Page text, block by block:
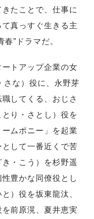
たことで、仕事に
真っすぐ生きる主
”ドラマだ。
トアップ企業の女
さな）役に、永野芽
してくる、おじさ
り・さとし）役を
ムポニー」を起業
して一番近くで苦
・こう）を杉野遥
豊かな同僚役とし
）役を坂東龍汰、
前原滉、夏井恵実